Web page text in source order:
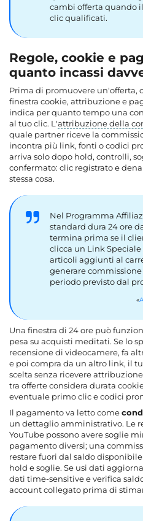
cambi offerta quando
clic qualificati.
Regole, cookie e
quanto incassi
Prima di promuovere un'offerta,
finestra cookie, attribuzione e
indica per quanto tempo una
al tuo clic. L'attribuzione della
quale partner riceve la
incontra più link, fonti o codici
arriva solo dopo hold, controlli,
confermato: clic registrato e
stessa cosa.
Nel Programma
standard dura 24 ore
termina prima se il
clicca un Link
articoli aggiunti al
generare
periodo previsto dal
Una finestra di 24 ore può
pesa su acquisti meditati. Se lo
recensione di videocamere, fa
e poi compra da un altro link, il
scelta senza ricevere
tra offerte considera durata
eventuale primo clic e codici
Il pagamento va letto come
un dettaglio amministrativo. Le
YouTube possono avere soglie
pagamento diversi; una
restare fuori dal saldo
hold e soglie. Se usi dati
dati time-sensitive e verifica
account collegato prima di